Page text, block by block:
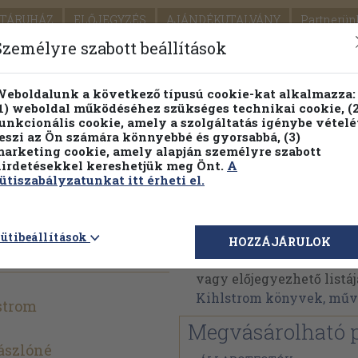
ELŐJEGYZÉS AJÁNDÉKUTALVÁNY
SEGÍTSÉG
PILLANATNYI ÁRAINK FENNTARTHATÓ
Részletes kereső Témaköri fa
April Kihlstrom
April Kihlstrom
vagy előjegyezhető
Kihlstrom könyvek,
Megvásárolható
szabott beállítások
a következő típusú cookie-kat alkalmazza:
weboldal működéséhez szükséges technikai cookie,
cookie, amely a szolgáltatás igénybe
az Ön számára könnyebbé és gyorsabbá, (3)
cookie, amely alapján személyre szabott
kereshetjük meg Önt. A
itt érheti el.
HOZZÁJÁRULOK